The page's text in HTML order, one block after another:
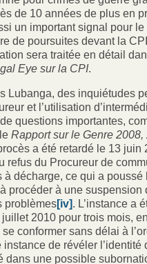
de 10 années de plus en
un important signal pour le
de poursuites devant la
sera traitée en détail
Eye sur la CPI.
Lubanga, des inquiétudes
et l’utilisation
questions importantes,
Rapport sur le Genre
a été retardé le 13 juin
refus du Procureur de
à décharge, ce qui a poussé
procéder à une suspension
problèmes[iv] . L’instance a
2010 pour trois mois,
conformer sans délai à
de révéler l’identité
dans une possible